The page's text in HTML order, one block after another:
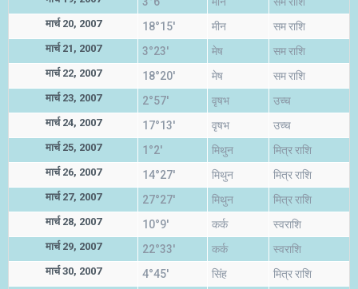
मार्च 20, 2007 18°15' मीन सम राशि
मार्च 21, 2007 3°23' मेष सम राशि
मार्च 22, 2007 18°20' मेष सम राशि
मार्च 23, 2007 2°57' वृषभ उच्च
मार्च 24, 2007 17°13' वृषभ उच्च
मार्च 25, 2007 1°2' मिथुन मित्र राशि
मार्च 26, 2007 14°27' मिथुन मित्र राशि
मार्च 27, 2007 27°27' मिथुन मित्र राशि
मार्च 28, 2007 10°9' कर्क स्वराशि
मार्च 29, 2007 22°33' कर्क स्वराशि
मार्च 30, 2007 4°45' सिंह मित्र राशि